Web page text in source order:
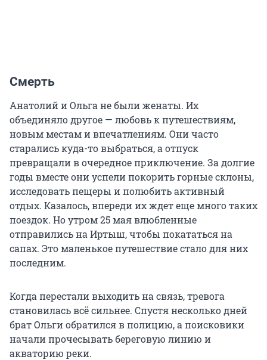
Смерть
Анатолий и Ольга не были женаты. Их
объединяло другое — любовь к путешествиям,
новым местам и впечатлениям. Они часто
старались куда-то выбраться, а отпуск
превращали в очередное приключение. За долгие
годы вместе они успели покорить горные склоны,
исследовать пещеры и полюбить активный
отдых. Казалось, впереди их ждет еще много таких
поездок. Но утром 25 мая влюбленные
отправились на Иртыш, чтобы покататься на
сапах. Это маленькое путешествие стало для них
последним.
Когда перестали выходить на связь, тревога
становилась всё сильнее. Спустя несколько дней
брат Ольги обратился в полицию, а поисковики
начали прочесывать береговую линию и
акваторию реки.